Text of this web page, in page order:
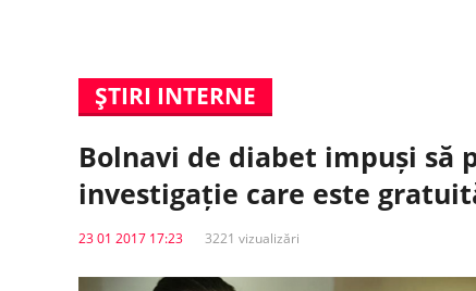
ŞTIRI INTERNE
Bolnavi de diabet impuși să
investigație care este
23 01 2017 17:23 3221 vizualizări